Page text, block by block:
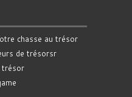
chasse au trésor
de trésorsr
trésor